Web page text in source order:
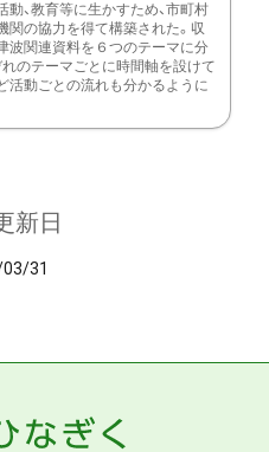
動、教育等に生かすため、市町村
関の協力を得て構築された。収
波関連資料を６つのテーマに分
れのテーマごとに時間軸を設けて
活動ごとの流れも分かるように
新日
31